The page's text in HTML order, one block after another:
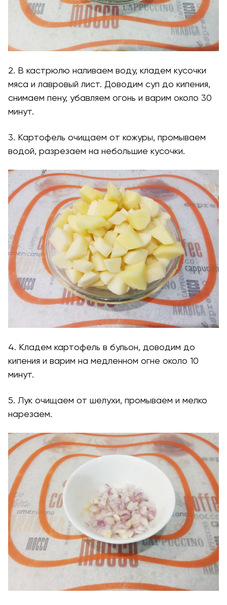
2. В кастрюлю наливаем воду, кладем кусочки
мяса и лавровый лист. Доводим суп до кипения,
снимаем пену, убавляем огонь и варим около 30
минут.
3. Картофель очищаем от кожуры, промываем
водой, разрезаем на небольшие кусочки.
4. Кладем картофель в бульон, доводим до
кипения и варим на медленном огне около 10
минут.
5. Лук очищаем от шелухи, промываем и мелко
нарезаем.